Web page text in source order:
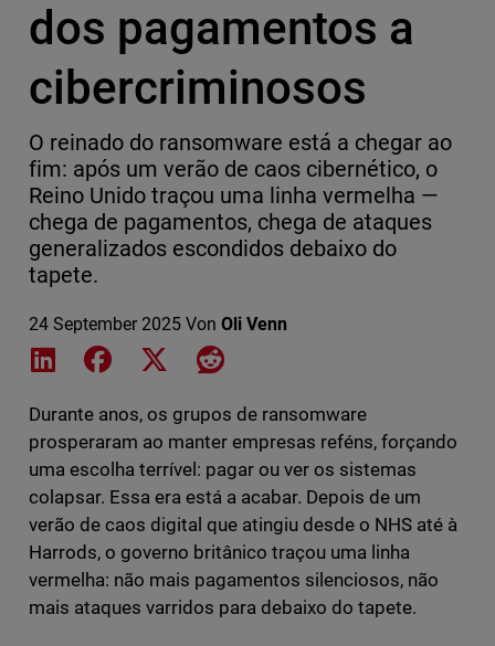
dos pagamentos a
cibercriminosos
O reinado do ransomware está a chegar ao
fim: após um verão de caos cibernético, o
Reino Unido traçou uma linha vermelha —
chega de pagamentos, chega de ataques
generalizados escondidos debaixo do
tapete.
24 September 2025 Von Oli Venn
Share on LinkedIn
Share on Facebook
Share on XShare on Reddit
Durante anos, os grupos de ransomware
prosperaram ao manter empresas reféns, forçando
uma escolha terrível: pagar ou ver os sistemas
colapsar. Essa era está a acabar. Depois de um
verão de caos digital que atingiu desde o NHS até à
Harrods, o governo britânico traçou uma linha
vermelha: não mais pagamentos silenciosos, não
mais ataques varridos para debaixo do tapete.